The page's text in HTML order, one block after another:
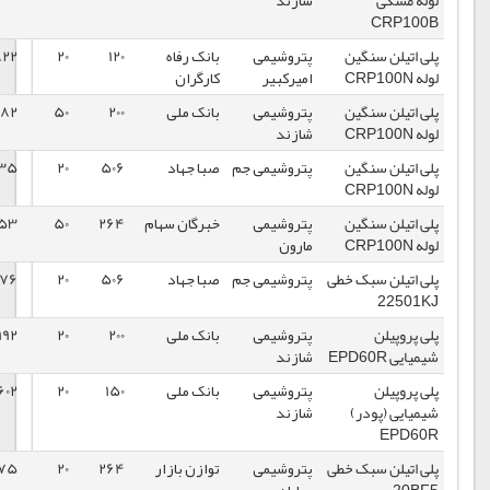
پتروشیمی
امیرکبیر
بانک رفاه
کارگران
120
20
94822
1398/09/19
پتروشیمی
شازند
بانک ملی 200
50
60582
1396/11/02
پتروشیمی جم صبا جهاد 506
20
122335
1399/03/13
پتروشیمی
مارون
خبرگان سهام 264
50
94053
1397/12/25
پتروشیمی جم صبا جهاد 506
20
82076
1398/09/19
پتروشیمی
شازند
بانک ملی 200
20
112992
1398/09/18
پتروشیمی
شازند
بانک ملی 150
20
109602
1398/09/18
پتروشیمی توازن بازار 264
20
86075
1398/09/12